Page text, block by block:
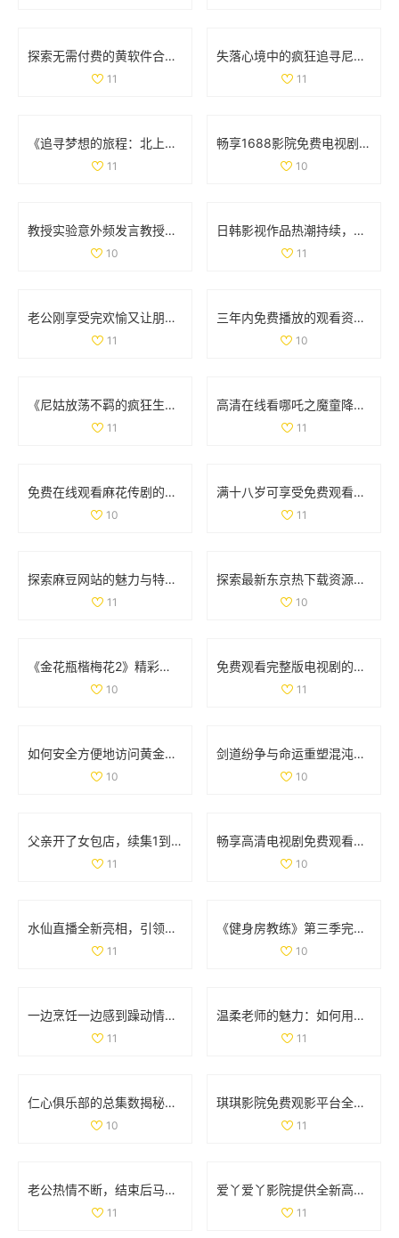
探索无需付费的黄软件合集，畅享多样化内容的便捷体验
11
失落心境中的疯狂追寻尼姑的秘密与爱情之旅
11
《追寻梦想的旅程：北上剧集带你探索人生的选择与挑战》
11
畅享1688影院免费电视剧观看软件的最佳选择与使用指南
10
教授实验意外频发言教授要撞坏了引发众人关注
10
日韩影视作品热潮持续，探索多样化的观影新体验
11
老公刚享受完欢愉又让朋友参与其中的奇特故事
11
三年内免费播放的观看资源推荐与分享，尽享无限乐趣
10
《尼姑放荡不羁的疯狂生活在线观看免费版》
11
高清在线看哪吒之魔童降世2电影的方法和渠道分享
11
免费在线观看麻花传剧的高清完整版MV，尽享精彩剧集魅力
10
满十八岁可享受免费观看多部电视剧的最新福利和活动
11
探索麻豆网站的魅力与特色，揭开其背后的惊人故事
11
探索最新东京热下载资源，畅享精彩影视体验大战点子
10
《金花瓶楷梅花2》精彩重播，带你领略艺术之美与文化魅力
10
免费观看完整版电视剧的下载方法与资源推荐
11
如何安全方便地访问黄金网站的官方网站指南
10
剑道纷争与命运重塑混沌剑神的传奇冒险旅程
10
父亲开了女包店，续集1到100集精彩故事全记录
11
畅享高清电视剧免费观看的精彩推荐你不容错过
10
水仙直播全新亮相，引领互动娱乐新时代，精彩内容不容错过
11
《健身房教练》第三季完美回归，畅享全新健身挑战与成长故事
10
一边烹饪一边感到躁动情绪是怎么回事探讨原因与应对方法
11
温柔老师的魅力：如何用爱心与耐心影响学生成长
11
仁心俱乐部的总集数揭秘，带你走进每个精彩故事背后
10
琪琪影院免费观影平台全新上线，尽享各类精彩视频内容
11
老公热情不断，结束后马上又要求的故事分享
11
爱丫爱丫影院提供全新高清免费看影片体验，尽享视听盛宴
11